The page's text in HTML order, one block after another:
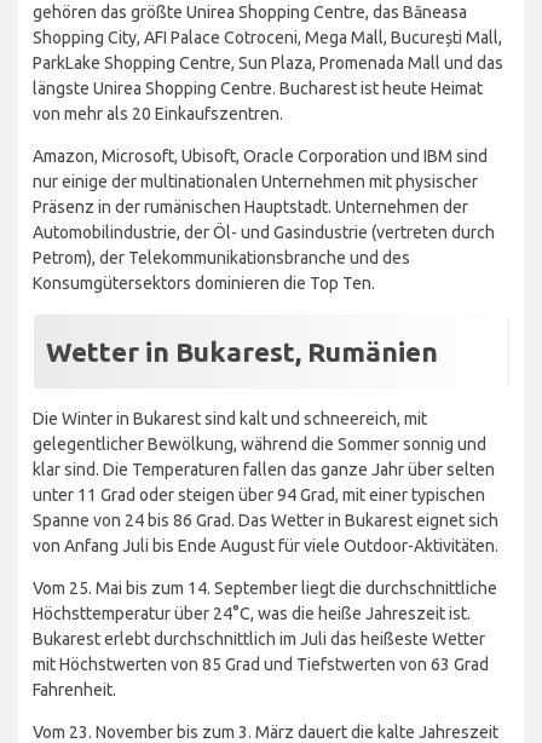
gehören das größte Unirea Shopping Centre, das Băneasa
Shopping City, AFI Palace Cotroceni, Mega Mall, București Mall,
ParkLake Shopping Centre, Sun Plaza, Promenada Mall und das
längste Unirea Shopping Centre. Bucharest ist heute Heimat
von mehr als 20 Einkaufszentren.
Amazon, Microsoft, Ubisoft, Oracle Corporation und IBM sind
nur einige der multinationalen Unternehmen mit physischer
Präsenz in der rumänischen Hauptstadt. Unternehmen der
Automobilindustrie, der Öl- und Gasindustrie (vertreten durch
Petrom), der Telekommunikationsbranche und des
Konsumgütersektors dominieren die Top Ten.
Wetter in Bukarest, Rumänien
Die Winter in Bukarest sind kalt und schneereich, mit
gelegentlicher Bewölkung, während die Sommer sonnig und
klar sind. Die Temperaturen fallen das ganze Jahr über selten
unter 11 Grad oder steigen über 94 Grad, mit einer typischen
Spanne von 24 bis 86 Grad. Das Wetter in Bukarest eignet sich
von Anfang Juli bis Ende August für viele Outdoor-Aktivitäten.
Vom 25. Mai bis zum 14. September liegt die durchschnittliche
Höchsttemperatur über 24°C, was die heiße Jahreszeit ist.
Bukarest erlebt durchschnittlich im Juli das heißeste Wetter
mit Höchstwerten von 85 Grad und Tiefstwerten von 63 Grad
Fahrenheit.
Vom 23. November bis zum 3. März dauert die kalte Jahreszeit